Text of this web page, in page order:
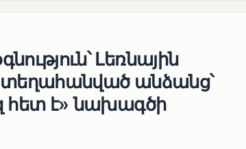
Լեռնային
անձանց՝
հետ է» նախագծի